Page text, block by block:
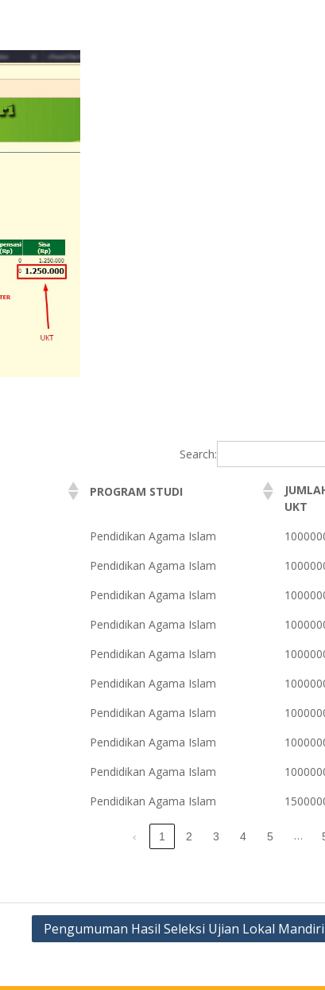
Search:
PROGRAM STUDI
UKT
Pendidikan Agama Islam
Pendidikan Agama Islam
Pendidikan Agama Islam
Pendidikan Agama Islam
Pendidikan Agama Islam
Pendidikan Agama Islam
Pendidikan Agama Islam
Pendidikan Agama Islam
Pendidikan Agama Islam
Pendidikan Agama Islam
‹ 1 2 3 4 5 …
Pengumuman Hasil Seleksi Ujian Lokal